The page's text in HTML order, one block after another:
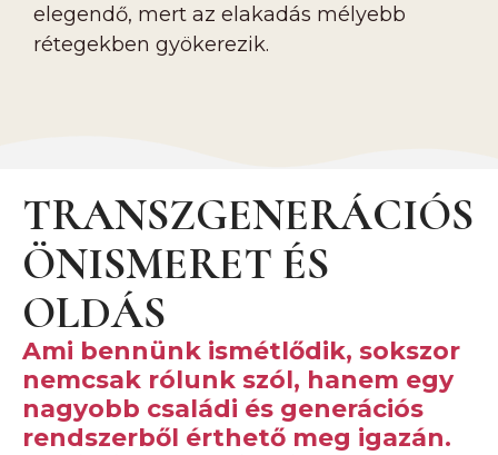
elegendő, mert az elakadás mélyebb
rétegekben gyökerezik.
TRANSZGENERÁCIÓS
ÖNISMERET ÉS
OLDÁS
Ami bennünk ismétlődik, sokszor
nemcsak rólunk szól, hanem egy
nagyobb családi és generációs
rendszerből érthető meg igazán.